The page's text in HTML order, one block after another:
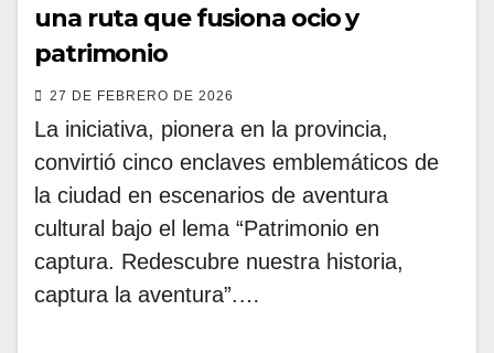
una ruta que fusiona ocio y
patrimonio
27 DE FEBRERO DE 2026
La iniciativa, pionera en la provincia,
convirtió cinco enclaves emblemáticos de
la ciudad en escenarios de aventura
cultural bajo el lema “Patrimonio en
captura. Redescubre nuestra historia,
captura la aventura”.…